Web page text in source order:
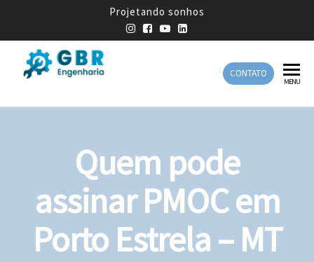
Projetando sonhos
Engenharia
Engenharia
CONTATO
MENU
Quem pode
assinar PMOC em
Porto Estrela – MT